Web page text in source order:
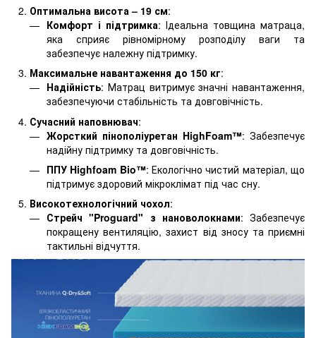
Оптимальна висота – 19 см:
Комфорт і підтримка: Ідеальна товщина матраца,
яка сприяє рівномірному розподілу ваги та
забезпечує належну підтримку.
Максимальне навантаження до 150 кг:
Надійність: Матрац витримує значні навантаження,
забезпечуючи стабільність та довговічність.
Сучасний наповнювач:
Жорсткий пінополіуретан HighFoam™: Забезпечує
надійну підтримку та довговічність.
ППУ Highfoam Bio™: Екологічно чистий матеріал, що
підтримує здоровий мікроклімат під час сну.
Високотехнологічний чохол:
Стрейч "Proguard" з нановолокнами: Забезпечує
покращену вентиляцію, захист від зносу та приємні
тактильні відчуття.